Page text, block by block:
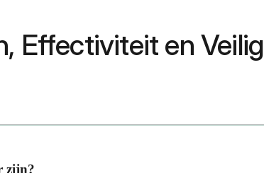
Effectiviteit en
zijn?